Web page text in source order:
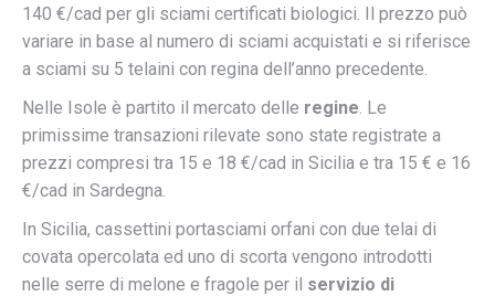
140 €/cad per gli sciami certificati biologici. Il prezzo può
variare in base al numero di sciami acquistati e si riferisce
a sciami su 5 telaini con regina dell’anno precedente.
Nelle Isole è partito il mercato delle regine. Le
primissime transazioni rilevate sono state registrate a
prezzi compresi tra 15 e 18 €/cad in Sicilia e tra 15 € e 16
€/cad in Sardegna.
In Sicilia, cassettini portasciami orfani con due telai di
covata opercolata ed uno di scorta vengono introdotti
nelle serre di melone e fragole per il servizio di